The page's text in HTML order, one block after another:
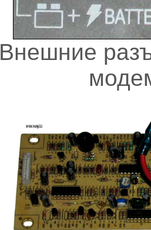
Внешние